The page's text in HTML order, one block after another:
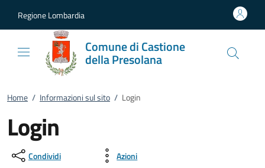
Regione Lombardia
Comune di Castione
della Presolana
Home / Informazioni sul sito / Login
Login
Condividi Azioni